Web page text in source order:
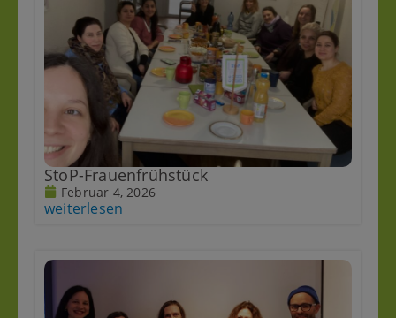
StoP-Frauenfrühstück
Februar 4, 2026
weiterlesen